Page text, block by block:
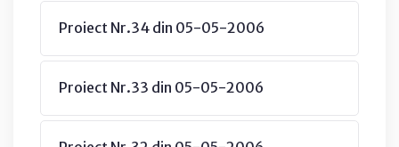
Proiect Nr.34 din 05-05-2006
Proiect Nr.33 din 05-05-2006